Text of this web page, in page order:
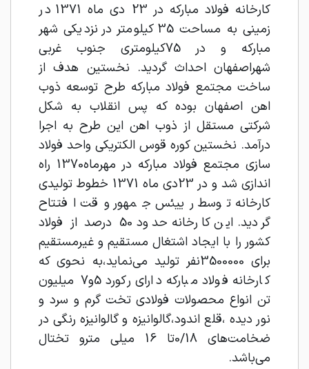
کارخانه فولاد مبارکه در 23 دی ماه 1371 در
زمینی به مساحت 35 کیلومتر در نزدیکی شهر
مبارکه و در 75کیلومتری جنوب غربی
شهراصفهان احداث گردید. نخستین هدف از
ساخت مجتمع فولاد مبارکه طرح توسعه ذوب
اهن اصفهان بوده که پس انقلاب به شکل
شرکتی مستقل از ذوب اهن این طرح به اجرا
درآمد. نخستین کوره قوس الکتریکی واحد فولاد
سازی مجتمع فولاد مبارکه در مهرماه1370 راه
اندازی شد و در 23دی ماه 1371 خطوط تولیدی
کارخانه توسط رییئس جمهور وقت افتتاح
گردید. این کارخانه حدود 50 درصد از فولاد
کشور را با ایجاد اشتغال مستقیم و غیرمستقیم
برای 3500000نفر تولید می‌نماید،به نحوی که
کارخانه فولاد مبارکه دارای رکورد 5و7 میلیون
تن انواع محصولات فولادی تخت گرم و سرد و
نور دیده ،قلع اندود،گالوانیزه و گالوانیزه رنگی در
ضخامت‌های 0/18تا 16 میلی مترو تختال
می‌باشد.